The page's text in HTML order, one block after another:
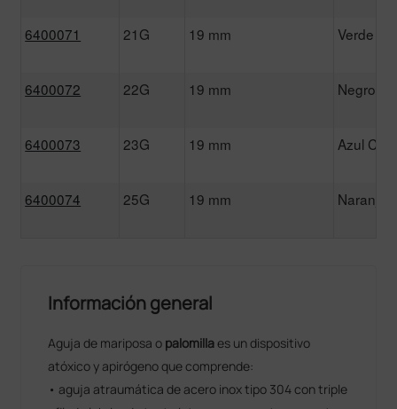
6400071 21G 19 mm Verde
6400072 22G 19 mm Negro
6400073 23G 19 mm Azul
6400074 25G 19 mm Naranja
Información general
Aguja de mariposa o palomillaes un dispositivo
atóxico y apirógeno que comprende:
• aguja atraumática de acero inox tipo 304 con triple